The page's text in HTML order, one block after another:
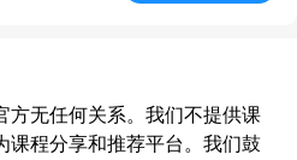
方无任何关系。我们不提供课
课程分享和推荐平台。我们鼓